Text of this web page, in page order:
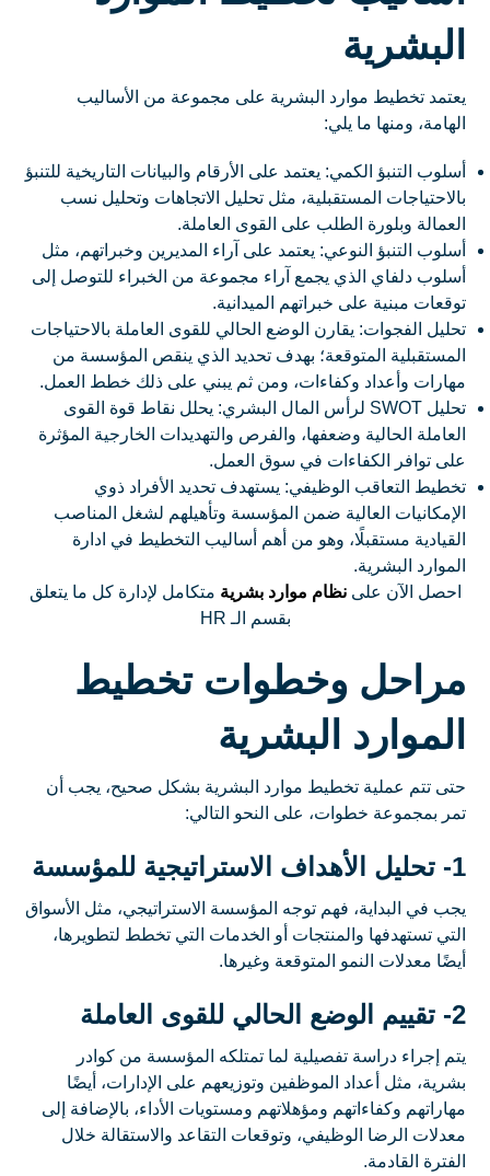
البشرية
يعتمد تخطيط موارد البشرية على مجموعة من الأساليب
الهامة، ومنها ما يلي:
أسلوب التنبؤ الكمي: يعتمد على الأرقام والبيانات التاريخية للتنبؤ
بالاحتياجات المستقبلية، مثل تحليل الاتجاهات وتحليل نسب
العمالة وبلورة الطلب على القوى العاملة.
أسلوب التنبؤ النوعي: يعتمد على آراء المديرين وخبراتهم، مثل
أسلوب دلفاي الذي يجمع آراء مجموعة من الخبراء للتوصل إلى
توقعات مبنية على خبراتهم الميدانية.
تحليل الفجوات: يقارن الوضع الحالي للقوى العاملة بالاحتياجات
المستقبلية المتوقعة؛ بهدف تحديد الذي ينقص المؤسسة من
مهارات وأعداد وكفاءات، ومن ثم يبني على ذلك خطط العمل.
تحليل SWOT لرأس المال البشري: يحلل نقاط قوة القوى
العاملة الحالية وضعفها، والفرص والتهديدات الخارجية المؤثرة
على توافر الكفاءات في سوق العمل.
تخطيط التعاقب الوظيفي: يستهدف تحديد الأفراد ذوي
الإمكانيات العالية ضمن المؤسسة وتأهيلهم لشغل المناصب
القيادية مستقبلًا، وهو من أهم أساليب التخطيط في ادارة
الموارد البشرية.
احصل الآن علىنظام موارد بشرية متكامل لإدارة كل ما يتعلق
بقسم الـ HR
مراحل وخطوات تخطيط
الموارد البشرية
حتى تتم عملية تخطيط موارد البشرية بشكل صحيح، يجب أن
تمر بمجموعة خطوات، على النحو التالي:
1- تحليل الأهداف الاستراتيجية للمؤسسة
يجب في البداية، فهم توجه المؤسسة الاستراتيجي، مثل الأسواق
التي تستهدفها والمنتجات أو الخدمات التي تخطط لتطويرها،
أيضًا معدلات النمو المتوقعة وغيرها.
2- تقييم الوضع الحالي للقوى العاملة
يتم إجراء دراسة تفصيلية لما تمتلكه المؤسسة من كوادر
بشرية، مثل أعداد الموظفين وتوزيعهم على الإدارات، أيضًا
مهاراتهم وكفاءاتهم ومؤهلاتهم ومستويات الأداء، بالإضافة إلى
معدلات الرضا الوظيفي، وتوقعات التقاعد والاستقالة خلال
الفترة القادمة.